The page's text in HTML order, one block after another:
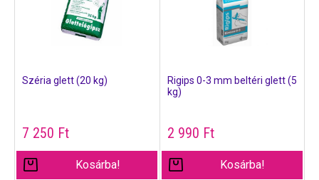
Széria glett (20 kg)
7 250 Ft
Kosárba!
Rigips 0-3 mm beltéri glett (5
kg)
2 990 Ft
Kosárba!